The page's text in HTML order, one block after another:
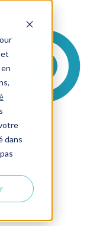
dans